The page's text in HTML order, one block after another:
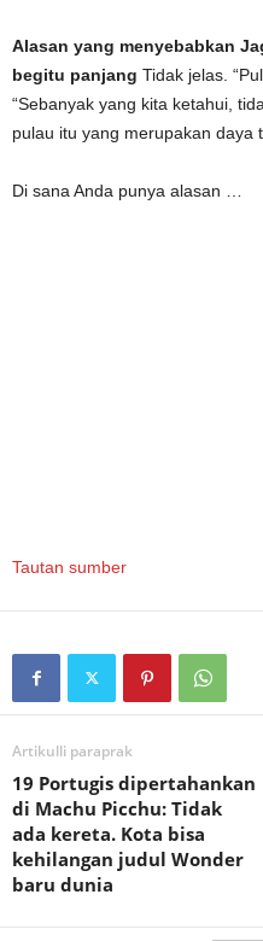
Alasan yang menyebabkan
begitu panjang Tidak jelas.
“Sebanyak yang kita ketahui,
pulau itu yang merupakan daya
Di sana Anda punya alasan …
Tautan sumber
Artikulli paraprak
19 Portugis dipertahankan
di Machu Picchu: Tidak
ada kereta. Kota bisa
kehilangan judul Wonder
baru dunia